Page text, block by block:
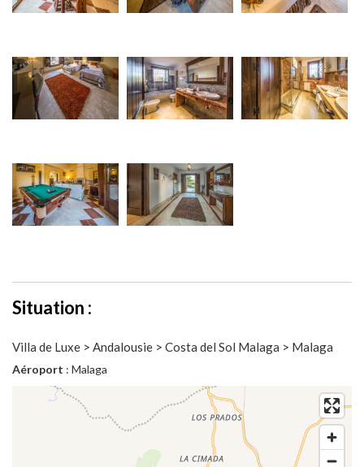
Situation :
Villa de Luxe > Andalousie > Costa del Sol Malaga > Malaga
Aéroport : Malaga